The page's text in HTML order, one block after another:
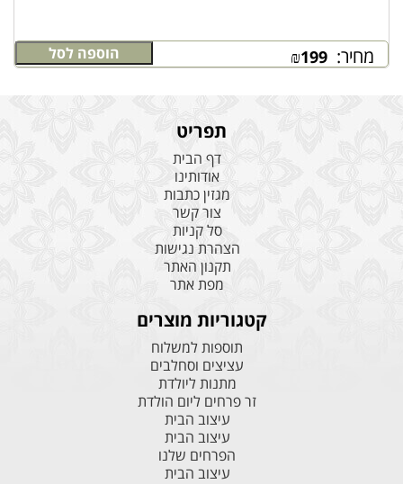
מחיר: ₪199 הוספה לסל
תפריט
דף הבית
אודותינו
מגזין כתבות
צור קשר
סל קניות
הצהרת נגישות
תקנון האתר
מפת אתר
קטגוריות מוצרים
תוספות למשלוח
עציצים וסחלבים
מתנות ליולדת
זר פרחים ליום הולדת
עיצוב הבית
עיצוב הבית
הפרחים שלנו
עיצוב הבית